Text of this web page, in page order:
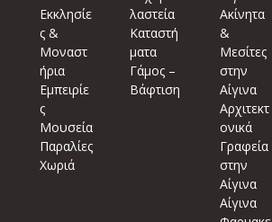
Εκκλησίε
ς &
Μοναστ
ήρια
Εμπειρίε
ς
Μουσεία
Παραλίες
Χωριά
λαστεία
Καταστή
ματα
Γάμος –
Βάφτιση
Ακίνητα
&
Μεσίτες
στην
Αίγινα
Αρχιτεκτ
ονικά
Γραφεία
στην
Αίγινα
Αίγινα